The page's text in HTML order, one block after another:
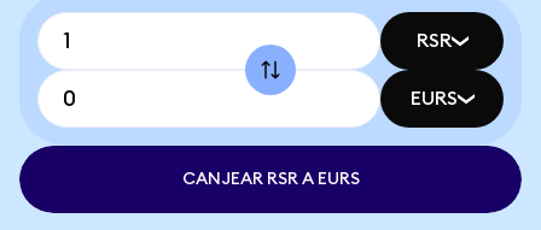
RSR
EURS
CANJEAR RSR A EURS